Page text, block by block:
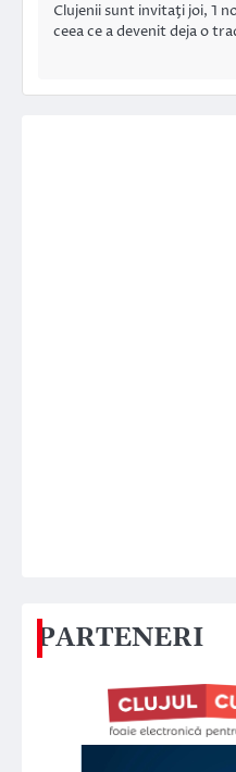
Clujenii sunt invitaţi joi, 1
ceea ce a devenit deja o
PARTENERI